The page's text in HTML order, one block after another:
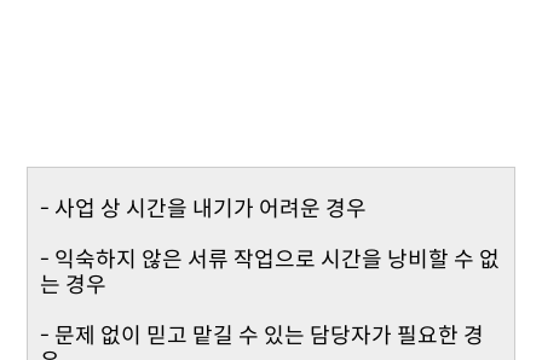
- 사업 상 시간을 내기가 어려운 경우
- 익숙하지 않은 서류 작업으로 시간을 낭비할 수 없
는 경우
- 문제 없이 믿고 맡길 수 있는 담당자가 필요한 경